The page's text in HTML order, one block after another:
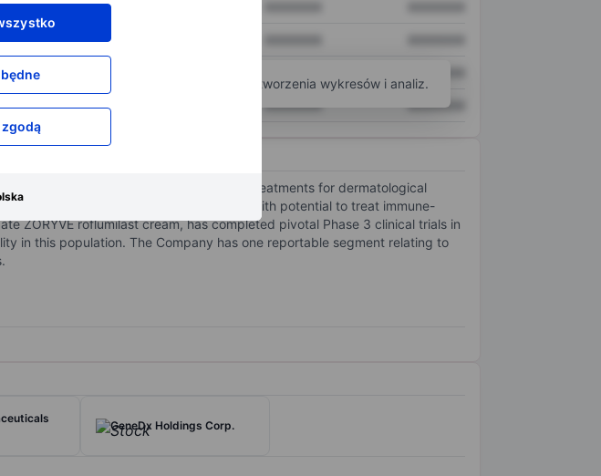
XXXXXXX XXXXXXX
dostęp do większej ilości narzędzi do tworzenia wykresów i analiz.
on developing and commercializing treatments for dermatological
topical and systemic treatments with potential to treat immune-
ZORYVE roflumilast cream, has completed pivotal Phase 3 clinical trials in
in this population. The Company has one reportable segment relating to
GeneDx Holdings Corp.